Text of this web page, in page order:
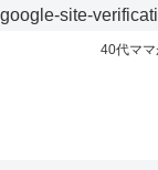
google-site-
40代ママ